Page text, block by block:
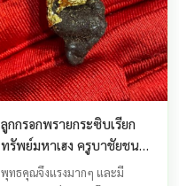
ลูกกรอกพรายกระซิบเรียก
ทรัพย์มหาเฮง ครูบาชัยชนะ
สำนักสงฆ์พุทธอริยรังสี
พุทธคุณจึงแรงมากๆ และมี